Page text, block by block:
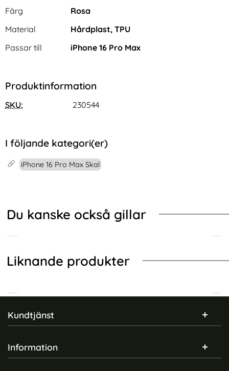
I Härdat Glas
Skärmskydd Heltäckande
Härdat Glas
Art. nr 237404
rea pris
161 krtidigare pris
161 kr Köp
16 Pro 2-PACK Skärmskydd Heltäckande Härdat Glas
rea pris
124 kr
iPhone 16 Pro Fodral
Egenskaper/attribut för denna produkt
Attribut
Färg
Rosa
Material
Hårdplast, TPU
Passar till
iPhone 16 Pro Max
Produktinformation
SKU: 230544
I följande kategori(er)
iPhone 16 Pro Max Skal
Du kanske också gillar
Liknande produkter
Sidfot Blandad info och länkar
Kundtjänst
Information